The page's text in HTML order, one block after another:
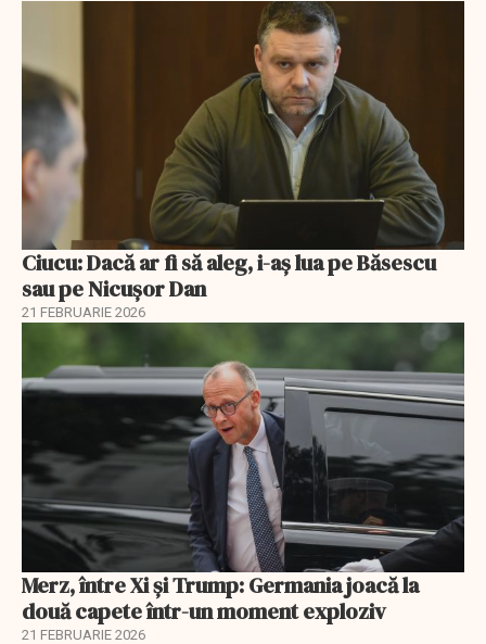
Ciucu: Dacă ar fi să aleg, i-aș lua pe Băsescu
sau pe Nicușor Dan
21 FEBRUARIE 2026
Merz, între Xi și Trump: Germania joacă la
două capete într-un moment exploziv
21 FEBRUARIE 2026